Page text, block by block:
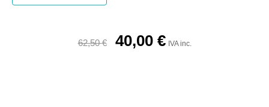
62,50€ 40,00 € IVA inc.